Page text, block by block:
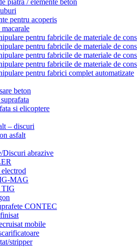
piatra / elemente beton
pentru acoperis
pentru fabricile de materiale de
pentru fabricile de materiale de
pentru fabricile de materiale de
pentru fabricile de materiale de
pentru fabrici complet automatizate
beton
si elicoptere
– discuri
asfalt
Discuri abrazive
MAG
TIG
CONTEC
mobile
stripper